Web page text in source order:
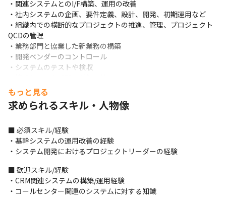
・関連システムとのI/F構築、運用の改善
・社内システムの企画、要件定義、設計、開発、初期運用など
・組織内での横断的なプロジェクトの推進、管理、プロジェクト
QCDの管理
・業務部門と協業した新業務の構築
・開発ベンダーのコントロール
・システムのテストや検収
・ワークフローの整備やRPAによる社内IT化の推進
＜開発環境＞
Slackを活用しています
＜業務事例＞
・コールセンターDXに向け、応対品質向上のためのAIツールを導
入
・Cloud ETLサービスとBigQueryを用いた、モダンなデータウェ
アハウスの構築
もっと見る
求められるスキル・人物像
■ 必須スキル/経験
・基幹システムの運用改善の経験
・システム開発におけるプロジェクトリーダーの経験
■ 歓迎スキル/経験
・CRM関連システムの構築/運用経験
・コールセンター関連のシステムに対する知識